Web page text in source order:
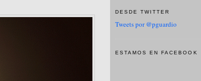
DESDE TWITTER
Tweets por @pguardio
ESTAMOS EN FACEBOOK